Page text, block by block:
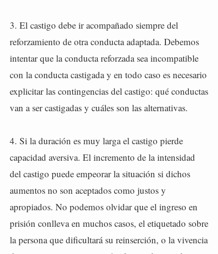
3. El castigo debe ir acompañado siempre del
reforzamiento de otra conducta adaptada. Debemos
intentar que la conducta reforzada sea incompatible
con la conducta castigada y en todo caso es necesario
explicitar las contingencias del castigo: qué conductas
van a ser castigadas y cuáles son las alternativas.
4. Si la duración es muy larga el castigo pierde
capacidad aversiva. El incremento de la intensidad
del castigo puede empeorar la situación si dichos
aumentos no son aceptados como justos y
apropiados. No podemos olvidar que el ingreso en
prisión conlleva en muchos casos, el etiquetado sobre
la persona que dificultará su reinserción, o la vivencia